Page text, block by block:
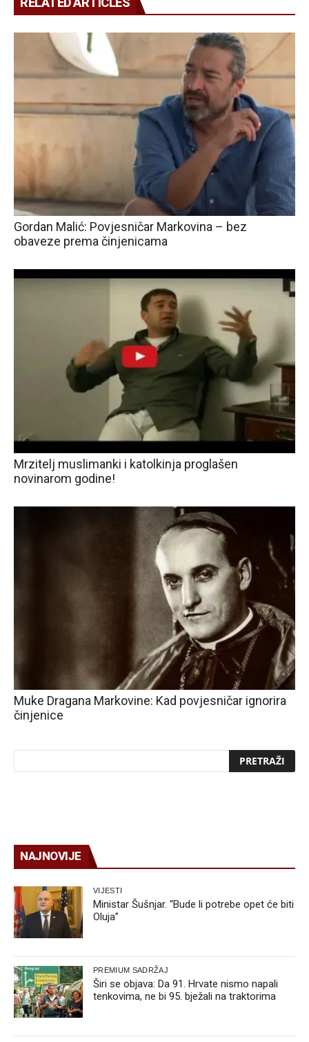
Gordan Malić: Povjesničar Markovina – bez
obaveze prema činjenicama
Mrzitelj muslimanki i katolkinja proglašen
novinarom godine!
Muke Dragana Markovine: Kad povjesničar ignorira
činjenice
NAJNOVIJE
VIJESTI
Ministar Šušnjar. “Bude li potrebe opet će biti
Oluja”
PREMIUM SADRŽAJ
Širi se objava: Da 91. Hrvate nismo napali
tenkovima, ne bi 95. bježali na traktorima